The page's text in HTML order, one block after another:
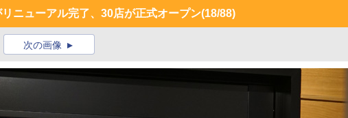
ニューアル完了、30店が正式オープン(18/88)
次の画像